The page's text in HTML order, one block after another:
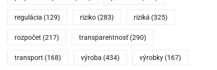
regulácia (129) riziko (283) riziká (325)
rozpočet (217) transparentnosť (290)
transport (168) výroba (434) výrobky (167)